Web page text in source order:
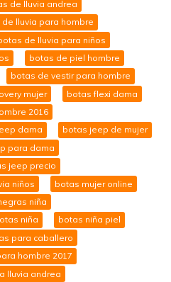
de lluvia andrea
lluvia para hombre
de lluvia para niños
botas de piel hombre
botas de vestir para hombre
mujer
botas flexi dama
2016
dama
botas jeep de mujer
para dama
jeep precio
niños
botas mujer online
niña
niña
botas niña piel
para caballero
hombre 2017
lluvia andrea